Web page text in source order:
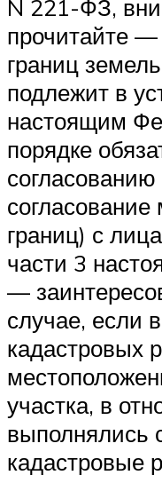
N 221-ФЗ,
прочитайте —
границ
подлежит в
настоящим
порядке
границ) с
части 3
—
случае, если
кадастровых
участка, в
выполнялись
кадастровые